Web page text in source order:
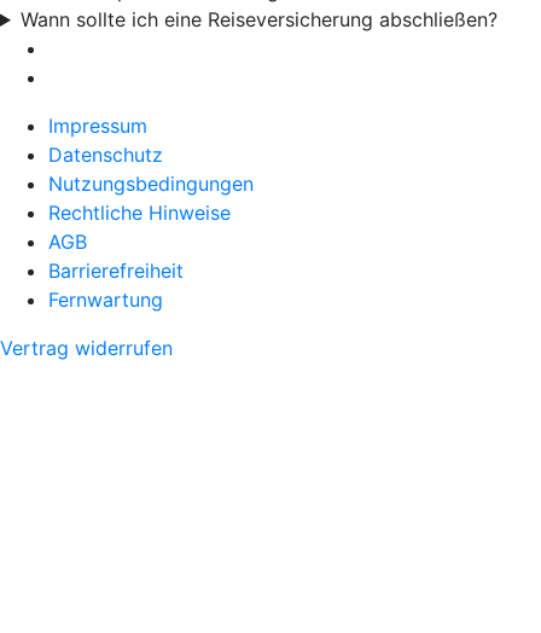
Wann sollte ich eine Reiseversicherung abschließen?
Impressum
Datenschutz
Nutzungsbedingungen
Rechtliche Hinweise
AGB
Barrierefreiheit
Fernwartung
Vertrag widerrufen